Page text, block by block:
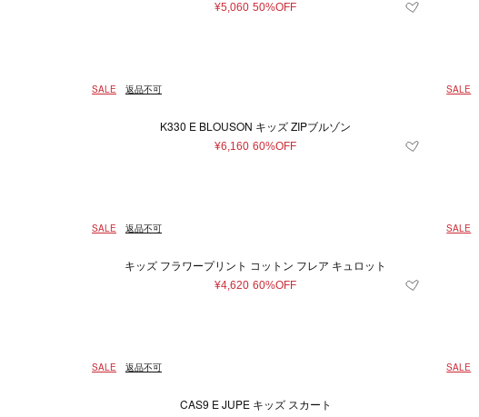
¥5,060 50%OFF
SALE 返品不可
K330 E BLOUSON キッズ ZIPブルゾン
¥6,160 60%OFF
SALE
SALE 返品不可
キッズ フラワープリント コットン フレア キュロット
¥4,620 60%OFF
SALE
SALE 返品不可
CAS9 E JUPE キッズ スカート
SALE